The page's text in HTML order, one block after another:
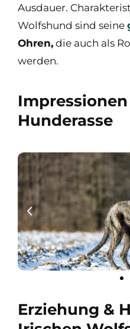
Ausdauer.
Wolfshund sind seine
Ohren, die auch als
werden.
Hunderasse
Erziehung &